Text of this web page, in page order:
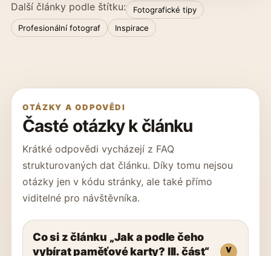
Další články podle štítku:
Fotografické tipy
Profesionální fotograf
Inspirace
OTÁZKY A ODPOVĚDI
Časté otázky k článku
Krátké odpovědi vycházejí z FAQ
strukturovaných dat článku. Díky tomu nejsou
otázky jen v kódu stránky, ale také přímo
viditelné pro návštěvníka.
Co si z článku „Jak a podle čeho
vybírat paměťové karty? III. část“